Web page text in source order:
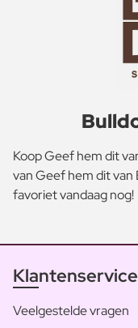
Koop Geef hem dit
van Geef hem dit van
favoriet vandaag nog!
Klantenservice
Veelgestelde vragen